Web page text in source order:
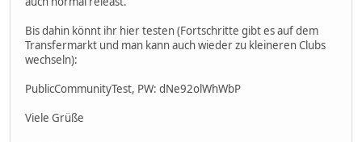
Bis dahin könnt ihr hier testen (Fortschritte gibt es auf dem
Transfermarkt und man kann auch wieder zu kleineren Clubs
wechseln):
PublicCommunityTest, PW: dNe92olWhWbP
Viele Grüße